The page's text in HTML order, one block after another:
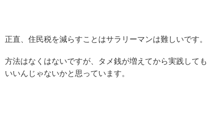
正直、住民税を減らすことはサラリーマンは難しいです。
方法はなくはないですが、タメ銭が増えてから実践しても
いいんじゃないかと思っています。